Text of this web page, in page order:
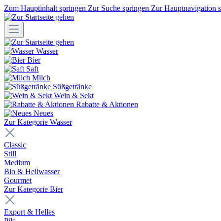
Zum Hauptinhalt springen Zur Suche springen Zur Hauptnavigation
Wasser
Bier
Saft
Milch
Süßgetränke
Wein & Sekt
Rabatte & Aktionen
Neues
Zur Kategorie Wasser
Classic
Still
Medium
Bio & Heilwasser
Gourmet
Zur Kategorie Bier
Export & Helles